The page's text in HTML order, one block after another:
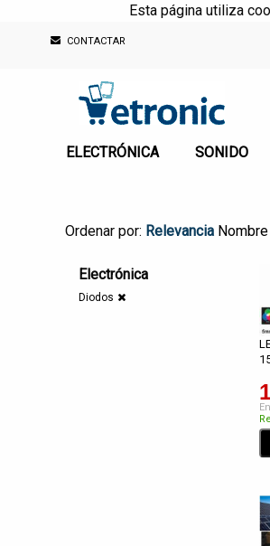
Esta página utiliza
CONTACTAR
ELECTRÓNICA SONIDO
Ordenar por: Relevancia Nombre
Electrónica
Diodos